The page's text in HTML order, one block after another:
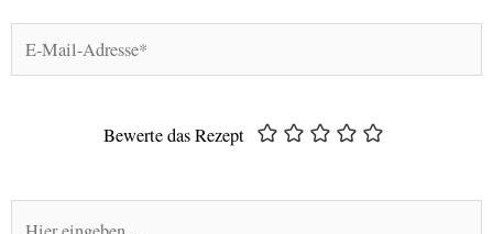
E-
Mail-
Bewerte das Rezept